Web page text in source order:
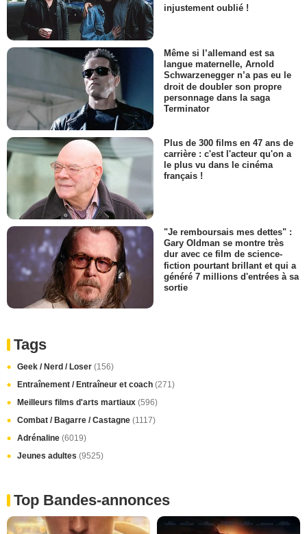
injustement oublié !
Même si l’allemand est sa
langue maternelle, Arnold
Schwarzenegger n’a pas eu le
droit de doubler son propre
personnage dans la saga
Terminator
Plus de 300 films en 47 ans de
carrière : c'est l'acteur qu'on a
le plus vu dans le cinéma
français !
"Je remboursais mes dettes" :
Gary Oldman se montre très
dur avec ce film de science-
fiction pourtant brillant et qui a
généré 7 millions d'entrées à sa
sortie
Tags
Geek / Nerd / Loser (156)
Entraînement / Entraîneur et coach (271)
Meilleurs films d'arts martiaux (596)
Combat / Bagarre / Castagne (1117)
Adrénaline (6019)
Jeunes adultes (9525)
Top Bandes-annonces